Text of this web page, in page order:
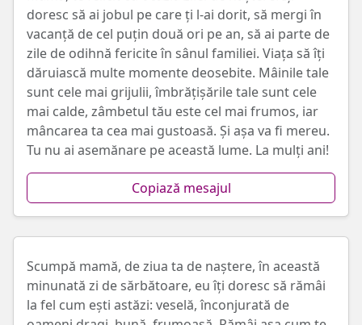
doresc să ai jobul pe care ți l-ai dorit, să mergi în
vacanță de cel puțin două ori pe an, să ai parte de
zile de odihnă fericite în sânul familiei. Viața să îți
dăruiască multe momente deosebite. Mâinile tale
sunt cele mai grijulii, îmbrățișările tale sunt cele
mai calde, zâmbetul tău este cel mai frumos, iar
mâncarea ta cea mai gustoasă. Și așa va fi mereu.
Tu nu ai asemănare pe această lume. La mulți ani!
Copiază mesajul
Scumpă mamă, de ziua ta de naștere, în această
minunată zi de sărbătoare, eu îți doresc să rămâi
la fel cum ești astăzi: veselă, înconjurată de